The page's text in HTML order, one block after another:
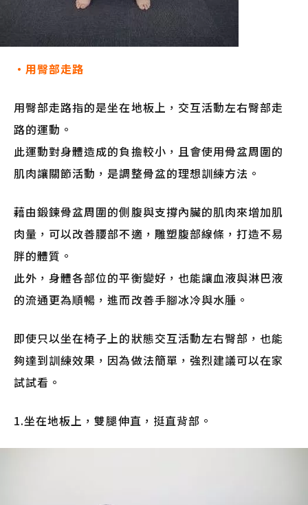
・用臀部走路
用臀部走路指的是坐在地板上，交互活動左右臀部走
路的運動。
此運動對身體造成的負擔較小，且會使用骨盆周圍的
肌肉讓關節活動，是調整骨盆的理想訓練方法。
藉由鍛鍊骨盆周圍的側腹與支撐內臟的肌肉來增加肌
肉量，可以改善腰部不適，雕塑腹部線條，打造不易
胖的體質。
此外，身體各部位的平衡變好，也能讓血液與淋巴液
的流通更為順暢，進而改善手腳冰冷與水腫。
即使只以坐在椅子上的狀態交互活動左右臀部，也能
夠達到訓練效果，因為做法簡單，強烈建議可以在家
試試看。
1.坐在地板上，雙腿伸直，挺直背部。